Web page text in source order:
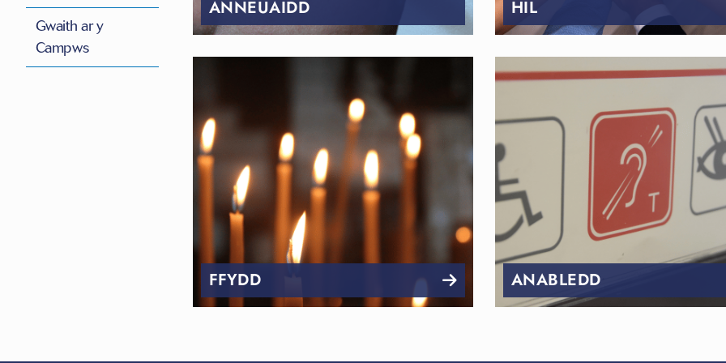
ANNEUAIDD HIL
FFYDD ANABLEDD
Gwaith ar y
Campws